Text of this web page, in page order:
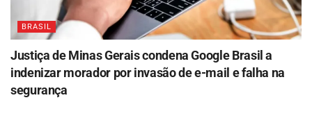
BRASIL
Justiça de Minas Gerais condena Google Brasil a
indenizar morador por invasão de e-mail e falha na
segurança